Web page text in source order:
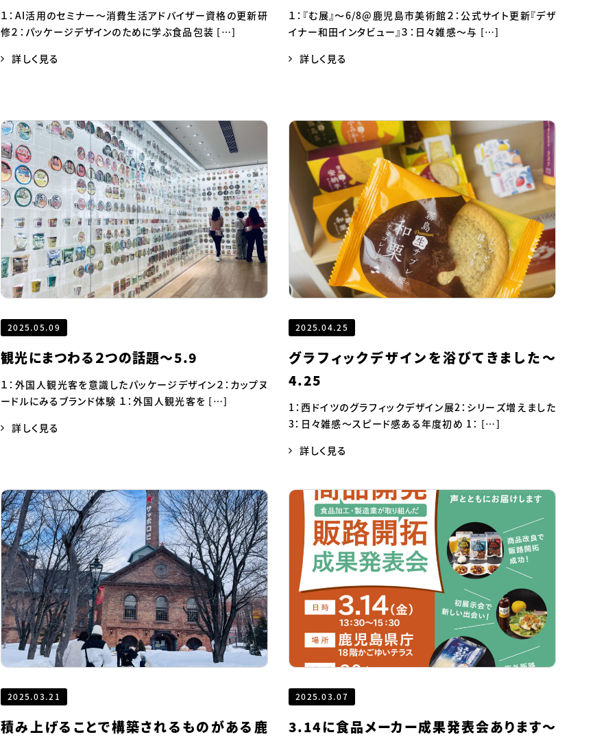
１：AI活用のセミナー～消費生活アドバイザー資格の更新研
修２：パッケージデザインのために学ぶ食品包装 […]
詳しく見る
１：『む展』～6/8@鹿児島市美術館２：公式サイト更新『デザ
イナー和田インタビュー』３：日々雑感～与 […]
詳しく見る
2025.05.09
観光にまつわる２つの話題～5.9
１：外国人観光客を意識したパッケージデザイン２：カップヌ
ードルにみるブランド体験 １：外国人観光客を […]
詳しく見る
2025.04.25
グラフィックデザインを浴びてきました～
4.25
1：西ドイツのグラフィックデザイン展2：シリーズ増えました
3：日々雑感～スピード感ある年度初め 1： […]
詳しく見る
2025.03.21
積み上げることで構築されるものがある鹿
2025.03.07
3.14に食品メーカー成果発表会あります～